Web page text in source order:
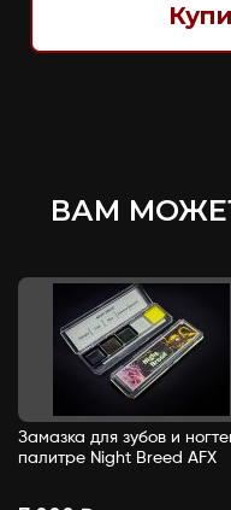
ВАМ
Замазка для зубов и
палитре Night Breed AFX